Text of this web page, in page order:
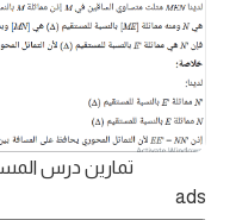
تمارين درس
ads